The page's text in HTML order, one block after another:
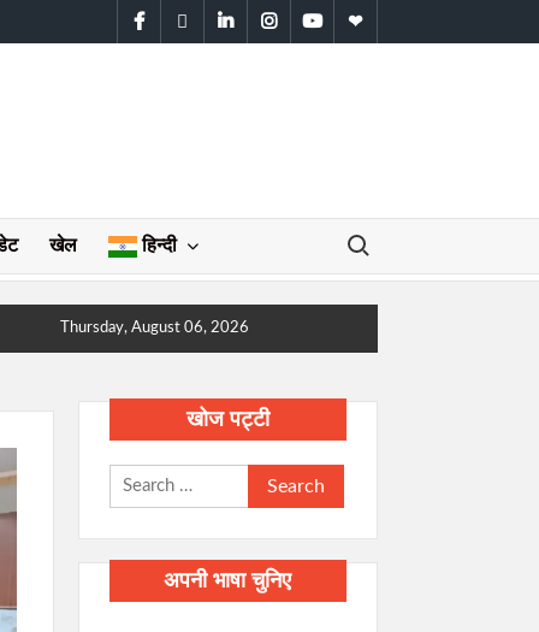
facebooktwitterlinkedininstagramyoutubeWhatsApp
खेल हिन्दी
Search for:
Thursday, August 06, 2026
खोज पट्टी
Search
for:
अपनी भाषा चुनिए